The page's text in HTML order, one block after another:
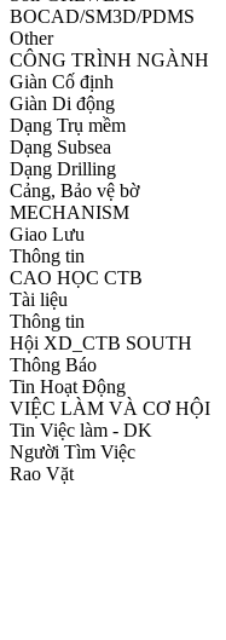
BOCAD/SM3D/PDMS
Other
CÔNG TRÌNH NGÀNH
Giàn Cố định
Giàn Di động
Dạng Trụ mềm
Dạng Subsea
Dạng Drilling
Cảng, Bảo vệ bờ
MECHANISM
Giao Lưu
Thông tin
CAO HỌC CTB
Tài liệu
Thông tin
Hội XD_CTB SOUTH
Thông Báo
Tin Hoạt Động
VIỆC LÀM VÀ CƠ HỘI
Tin Việc làm - DK
Người Tìm Việc
Rao Vặt